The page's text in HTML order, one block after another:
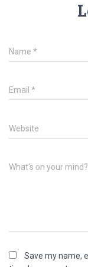
Name *
Email *
Website
What's on your mind?
Save my name,